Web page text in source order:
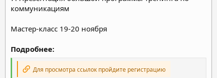
коммуникациям
Мастер-класс 19-20 ноября
Подробнее:
Для просмотра ссылок пройдите регистрацию